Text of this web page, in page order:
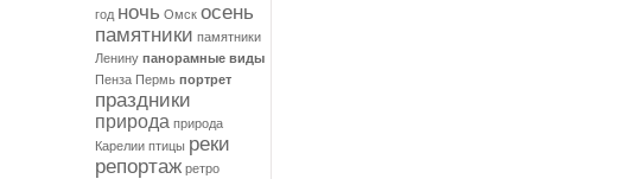
год ночь Омск осень
памятники памятники
Ленину панорамные виды
Пенза Пермь портрет
праздники
природа природа
Карелии птицы реки
репортаж ретро